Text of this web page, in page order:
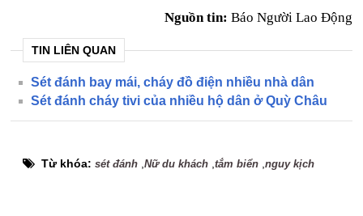
Nguồn tin: Báo Người Lao Động
TIN LIÊN QUAN
Sét đánh bay mái, cháy đồ điện nhiều nhà dân
Sét đánh cháy tivi của nhiều hộ dân ở Quỳ Châu
Từ khóa:sét đánh ,Nữ du khách ,tắm biển ,nguy kịch